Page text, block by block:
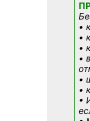
•
•
•
•
•
•
•